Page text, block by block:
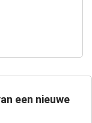
een nieuwe